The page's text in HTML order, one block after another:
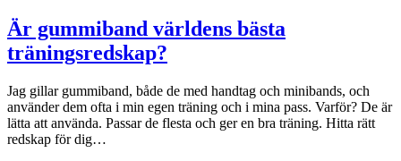
Är gummiband världens bästa
träningsredskap?
Jag gillar gummiband, både de med handtag och minibands, och
använder dem ofta i min egen träning och i mina pass. Varför? De är
lätta att använda. Passar de flesta och ger en bra träning. Hitta rätt
redskap för dig…